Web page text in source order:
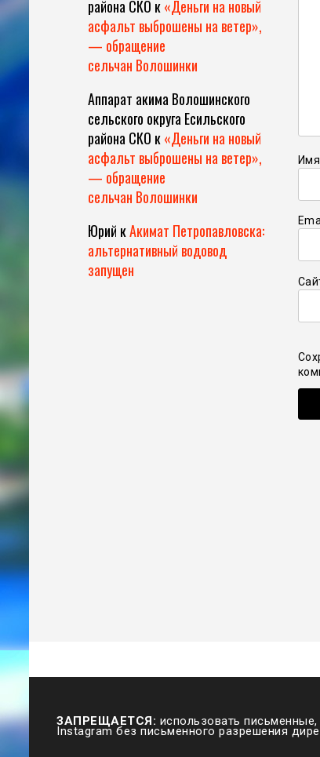
Имя
района СКО к«Деньги на новый
асфальт выброшены на ветер»,
— обращение
сельчан Волошинки
Аппарат акима Волошинского
сельского округа Есильского
района СКО к«Деньги на новый
асфальт выброшены на ветер»,
— обращение
сельчан Волошинки
Юрий кАкимат Петропавловска:
альтернативный водовод
запущен
ЗАПРЕЩАЕТСЯ: использовать
Instagram без письменного разрешения